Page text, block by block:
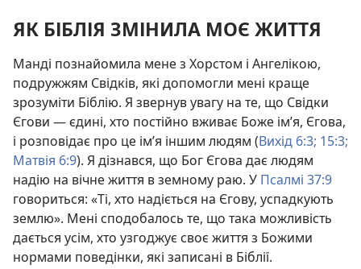
ЯК БІБЛІЯ ЗМІНИЛА МОЄ ЖИТТЯ
Манді познайомила мене з Хорстом і Ангелікою,
подружжям Свідків, які допомогли мені краще
зрозуміти Біблію. Я звернув увагу на те, що Свідки
Єгови — єдині, хто постійно вживає Боже ім’я, Єгова,
і розповідає про це ім’я іншим людям (Вихід 6:3; 15:3;
Матвія 6:9). Я дізнався, що Бог Єгова дає людям
надію на вічне життя в земному раю. У Псалмі 37:9
говориться: «Ті, хто надіється на Єгову, успадкують
землю». Мені сподобалось те, що така можливість
дається усім, хто узгоджує своє життя з Божими
нормами поведінки, які записані в Біблії.